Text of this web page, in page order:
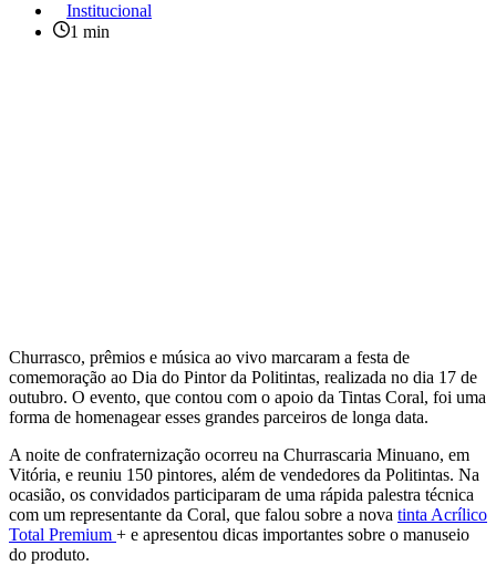
Institucional
1 min
Churrasco, prêmios e música ao vivo marcaram a festa de
comemoração ao Dia do Pintor da Politintas, realizada no dia 17 de
outubro. O evento, que contou com o apoio da Tintas Coral, foi uma
forma de homenagear esses grandes parceiros de longa data.
A noite de confraternização ocorreu na Churrascaria Minuano, em
Vitória, e reuniu 150 pintores, além de vendedores da Politintas. Na
ocasião, os convidados participaram de uma rápida palestra técnica
com um representante da Coral, que falou sobre a nova tinta Acrílico
Total Premium + e apresentou dicas importantes sobre o manuseio
do produto.